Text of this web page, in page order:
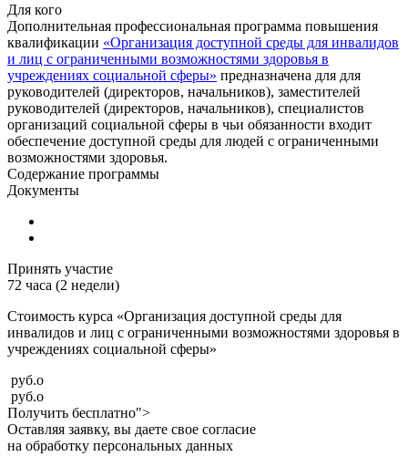
Для кого
Дополнительная профессиональная программа повышения
квалификации «Организация доступной среды для инвалидов
и лиц с ограниченными возможностями здоровья в
учреждениях социальной сферы» предназначена для для
руководителей (директоров, начальников), заместителей
руководителей (директоров, начальников), специалистов
организаций социальной сферы в чьи обязанности входит
обеспечение доступной среды для людей с ограниченными
возможностями здоровья.
Содержание программы
Документы
Принять участие
72 часа (2 недели)
Стоимость курса «Организация доступной среды для
инвалидов и лиц с ограниченными возможностями здоровья в
учреждениях социальной сферы»
руб.o
руб.o
Получить бесплатно">
Оставляя заявку, вы даете свое согласие
на обработку персональных данных